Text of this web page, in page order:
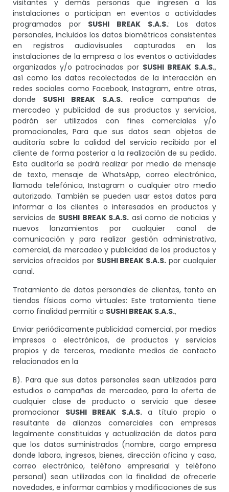
visitantes y demás personas que ingresen a las
instalaciones o participan en eventos o actividades
programados por SUSHI BREAK S.A.S.: Los datos
personales, incluidos los datos biométricos consistentes
en registros audiovisuales capturados en las
instalaciones de la empresa o los eventos o actividades
organizadas y/o patrocinadas por SUSHI BREAK S.A.S.,
así como los datos recolectados de la interacción en
redes sociales como Facebook, Instagram, entre otras,
donde SUSHI BREAK S.A.S.realice campañas de
mercadeo y publicidad de sus productos y servicios,
podrán ser utilizados con fines comerciales y/o
promocionales, Para que sus datos sean objetos de
auditoría sobre la calidad del servicio recibido por el
cliente de forma posterior a la realización de su pedido.
Esta auditoría se podrá realizar por medio de mensaje
de texto, mensaje de WhatsApp, correo electrónico,
llamada telefónica, Instagram o cualquier otro medio
autorizado. También se pueden usar estos datos para
informar a los clientes o interesados en productos y
servicios de SUSHI BREAK S.A.S. así como de noticias y
nuevos lanzamientos por cualquier canal de
comunicación y para realizar gestión administrativa,
comercial, de mercadeo y publicidad de los productos y
servicios ofrecidos por SUSHI BREAK S.A.S. por cualquier
canal.
Tratamiento de datos personales de clientes, tanto en
tiendas físicas como virtuales: Este tratamiento tiene
como finalidad permitir a SUSHI BREAK S.A.S.,
Enviar periódicamente publicidad comercial, por medios
impresos o electrónicos, de productos y servicios
propios y de terceros, mediante medios de contacto
relacionados en la
B). Para que sus datos personales sean utilizados para
estudios o campañas de mercadeo, para la oferta de
cualquier clase de producto o servicio que desee
promocionar SUSHI BREAK S.A.S.a título propio o
resultante de alianzas comerciales con empresas
legalmente constituidas y actualización de datos para
que los datos suministrados (nombre, cargo empresa
donde labora, ingresos, bienes, dirección oficina y casa,
correo electrónico, teléfono empresarial y teléfono
personal) sean utilizados con la finalidad de ofrecerle
novedades, e informar cambios y modificaciones de sus